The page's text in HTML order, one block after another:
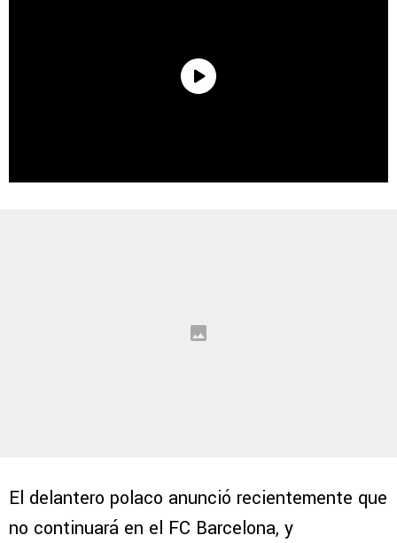
El delantero polaco anunció recientemente que
no continuará en el FC Barcelona, y